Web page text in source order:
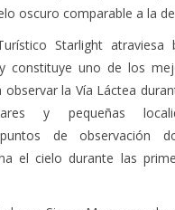
oscuro comparable a la de
Starlight atraviesa
constituye uno de los
la Vía Láctea
y pequeñas
puntos de observación
el cielo durante las